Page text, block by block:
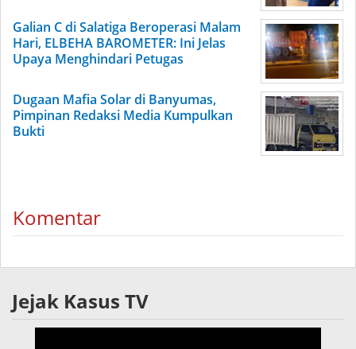
Galian C di Salatiga Beroperasi Malam
Hari, ELBEHA BAROMETER: Ini Jelas
Upaya Menghindari Petugas
Dugaan Mafia Solar di Banyumas,
Pimpinan Redaksi Media Kumpulkan
Bukti
Komentar
Jejak Kasus TV